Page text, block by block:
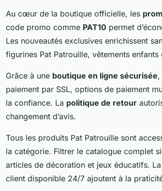
Au cœur de la boutique officielle, les
code promo comme PAT10 permet
Les nouveautés exclusives enrichissent
figurines Pat Patrouille, vêtements
Grâce à une boutique en ligne sécurisée,
paiement par SSL, options de paiement
la confiance. La politique de retour
changement d’avis.
Tous les produits Pat Patrouille sont
la catégorie. Filtrer le catalogue complet
articles de décoration et jeux éducatifs. La
client disponible 24/7 ajoutent à la